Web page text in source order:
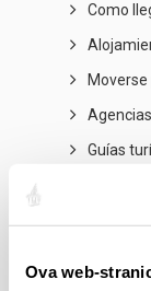
Ova web-
Como
Guías